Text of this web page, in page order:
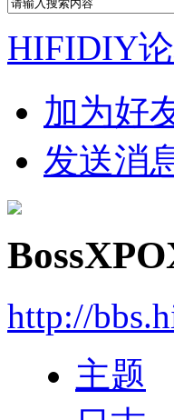
HIFIDIY
加为好
发送消
http://
主题